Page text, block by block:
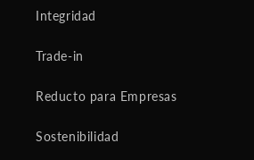
Integridad
Trade-in
Reducto para Empresas
Sostenibilidad